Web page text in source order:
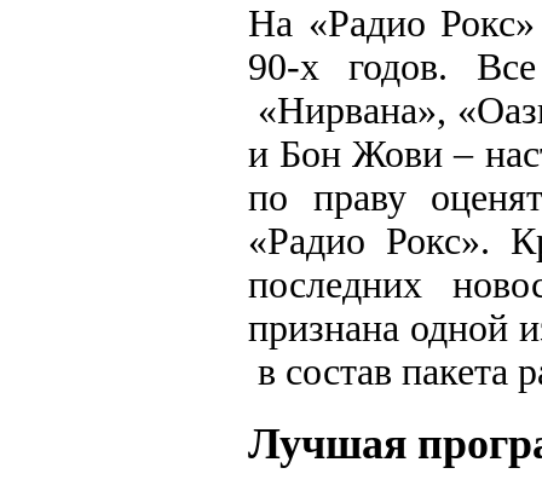
На «Радио
90-х годов.
«Нирвана»,
и Бон Жови –
по праву
«Радио Рокс».
последних
признана одной
в состав
Лучшая